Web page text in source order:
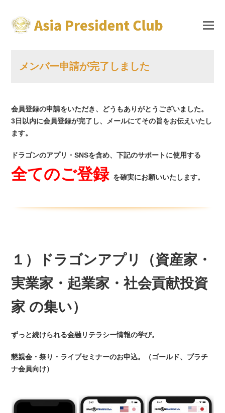
メンバー申請が完了しました
会員登録の申請をいただき、どうもありがとうございました。
3日以内に会員登録が完了し、メールにてその旨をお伝えいたし
ます。
ドラゴンのアプリ・SNSを含め、下記のサポートに使用する
全てのご登録 を確実にお願いいたします。
１）ドラゴンアプリ（資産家・
実業家・起業家・社会貢献投資
家 の集い）
ずっと続けられる金融リテラシー情報の学び。
懇親会・祭り・ライブセミナーのお申込。（ゴールド、プラチ
ナ会員向け）